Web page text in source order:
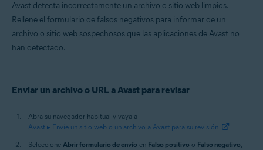
Sistemas operativos:
Avast detecta incorrectamente un archivo o sitio web limpios.
Rellene el formulario de falsos negativos para informar de un
archivo o sitio web sospechosos que las aplicaciones de Avast no
han detectado.
Enviar un archivo o URL a Avast para revisar
Abra su navegador habitual y vaya a
Avast ▸ Envíe un sitio web o un archivo a Avast para su revisión
.
Seleccione Abrir formulario de envío en Falso positivo o Falso negativo,